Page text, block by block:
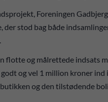
Foreningen
stod bag både
flotte og målrettede indsats
og vel 1 million kroner
og den tilstødende